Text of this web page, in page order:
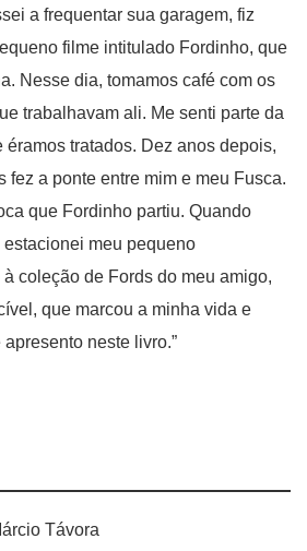
a frequentar sua garagem, fiz
filme intitulado Fordinho, que
Nesse dia, tomamos café com os
trabalhavam ali. Me senti parte da
éramos tratados. Dez anos depois,
fez a ponte entre mim e meu Fusca.
que Fordinho partiu. Quando
meu pequeno
coleção de Fords do meu amigo,
que marcou a minha vida e
neste livro.”
Távora